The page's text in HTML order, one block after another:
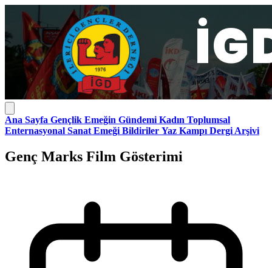
Ana Sayfa Gençlik Emeğin Gündemi Kadın Toplumsal
Enternasyonal Sanat Emeği Bildiriler Yaz Kampı Dergi Arşivi
Genç Marks Film Gösterimi